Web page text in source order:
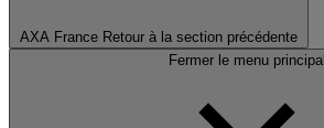
AXA France Retour à la section précédente
Fermer le menu principal